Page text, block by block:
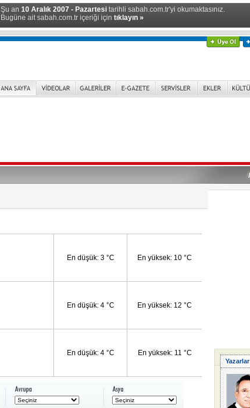
Şu an 10 Aralık 2007 - Pazartesi tarihli sabah.com.tr'yi okumaktasınız.
Bugüne ait sabah.com.tr içeriği için tıklayın »
En düşük: 3 °C En yüksek: 10 °C
En düşük: 4 °C En yüksek: 12 °C
En düşük: 4 °C En yüksek: 11 °C
Yazarlar